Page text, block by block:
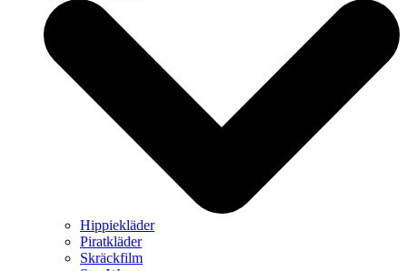
Hippiekläder
Piratkläder
Skräckfilm